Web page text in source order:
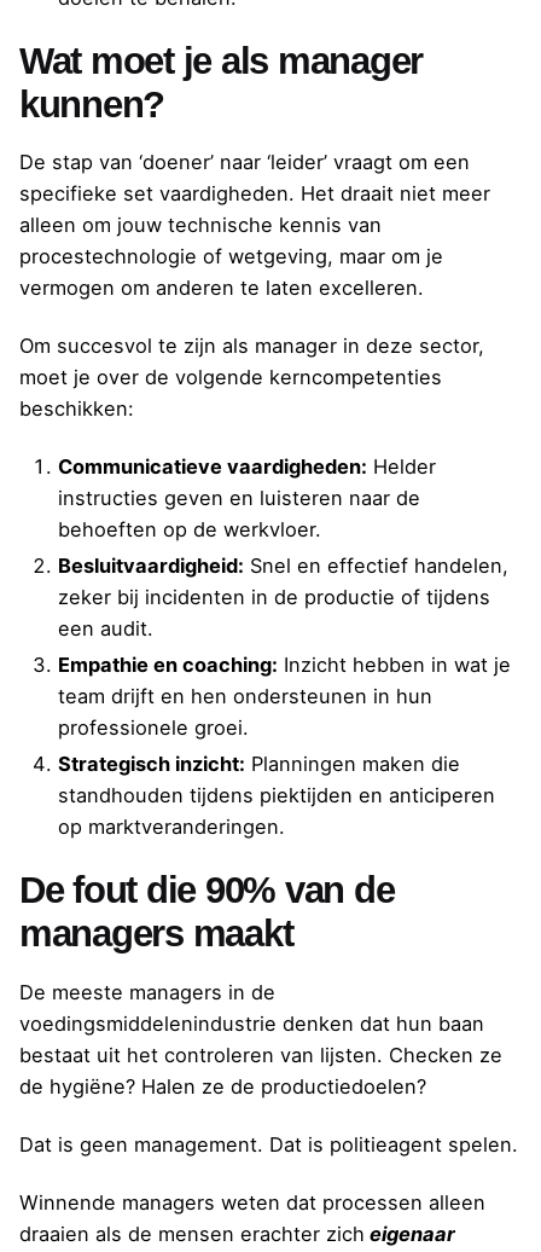
Wat moet je als manager
kunnen?
De stap van ‘doener’ naar ‘leider’ vraagt om een
specifieke set vaardigheden. Het draait niet meer
alleen om jouw technische kennis van
procestechnologie of wetgeving, maar om je
vermogen om anderen te laten excelleren.
Om succesvol te zijn als manager in deze sector,
moet je over de volgende kerncompetenties
beschikken:
Communicatieve vaardigheden: Helder
instructies geven en luisteren naar de
behoeften op de werkvloer.
Besluitvaardigheid: Snel en effectief handelen,
zeker bij incidenten in de productie of tijdens
een audit.
Empathie en coaching: Inzicht hebben in wat je
team drijft en hen ondersteunen in hun
professionele groei.
Strategisch inzicht: Planningen maken die
standhouden tijdens piektijden en anticiperen
op marktveranderingen.
De fout die 90% van de
managers maakt
De meeste managers in de
voedingsmiddelenindustrie denken dat hun baan
bestaat uit het controleren van lijsten. Checken ze
de hygiëne? Halen ze de productiedoelen?
Dat is geen management. Dat is politieagent spelen.
Winnende managers weten dat processen alleen
draaien als de mensen erachter zich eigenaar